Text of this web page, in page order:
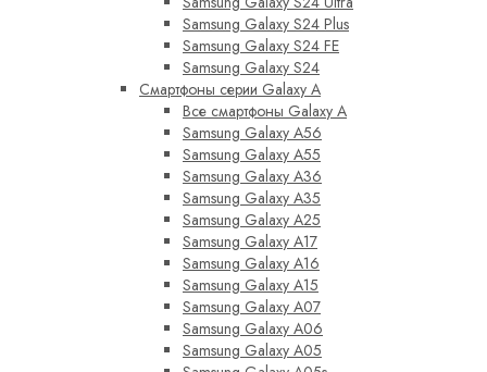
Samsung Galaxy S24 Plus
Samsung Galaxy S24 FE
Samsung Galaxy S24
Смартфоны серии Galaxy A
Все смартфоны Galaxy A
Samsung Galaxy A56
Samsung Galaxy A55
Samsung Galaxy A36
Samsung Galaxy A35
Samsung Galaxy A25
Samsung Galaxy A17
Samsung Galaxy A16
Samsung Galaxy A15
Samsung Galaxy A07
Samsung Galaxy A06
Samsung Galaxy A05